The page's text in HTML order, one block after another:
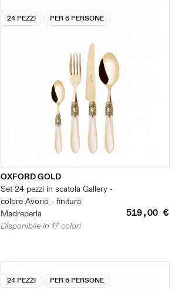
24 PEZZI PER 6 PERSONE
OXFORD GOLD
Set 24 pezzi in scatola Gallery -
colore Avorio - finitura
Madreperla
519,00 €
Disponibile in 17 colori
24 PEZZI PER 6 PERSONE